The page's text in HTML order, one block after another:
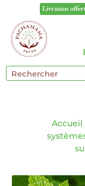
Livraison
Accueil